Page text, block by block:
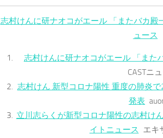
志村けんに研ナオコがエール 「またバカ殿
ュース
志村けんに研ナオコがエール 「また
CASTニ
志村けん 新型コロナ陽性 重度の肺炎
発表
立川志らくが新型コロナ陽性の志村け
イトニュース エキ